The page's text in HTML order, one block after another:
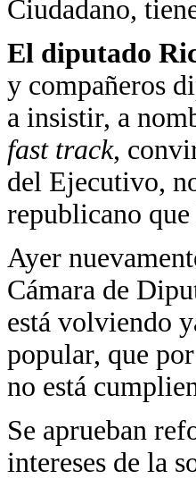
Ciudadano,
El diputado
y compañeros
a insistir, a
fast track,
del Ejecutivo,
republicano
Ayer
Cámara de
está volviendo
popular, que
no está
Se aprueban
intereses de la